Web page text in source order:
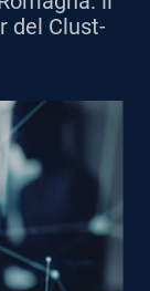
del Clust-